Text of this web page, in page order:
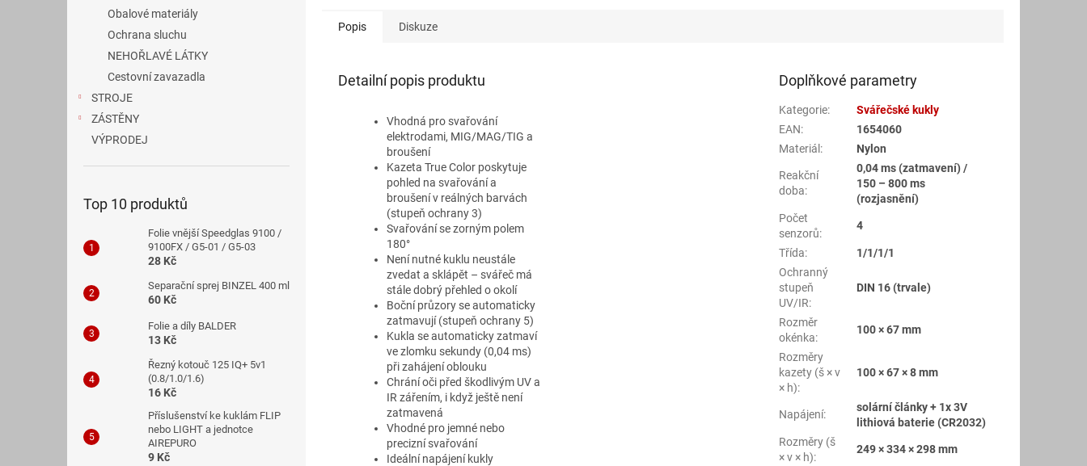
Obalové materiály
Ochrana sluchu
NEHOŘLAVÉ LÁTKY
Cestovní zavazadla
STROJE
ZÁSTĚNY
VÝPRODEJ
Top 10 produktů
Folie vnější Speedglas 9100 /
9100FX / G5-01 / G5-03
28 Kč
Separační sprej BINZEL 400 ml
60 Kč
Folie a díly BALDER
13 Kč
Řezný kotouč 125 IQ+ 5v1
(0.8/1.0/1.6)
16 Kč
Příslušenství ke kuklám FLIP
nebo LIGHT a jednotce
AIREPURO
9 Kč
Popis Diskuze
Detailní popis produktu
Vhodná pro svařování
elektrodami, MIG/MAG/TIG a
broušení
Kazeta True Color poskytuje
pohled na svařování a
broušení v reálných barvách
(stupeň ochrany 3)
Svařování se zorným polem
180°
Není nutné kuklu neustále
zvedat a sklápět – svářeč má
stále dobrý přehled o okolí
Boční průzory se automaticky
zatmavují (stupeň ochrany 5)
Kukla se automaticky zatmaví
ve zlomku sekundy (0,04 ms)
při zahájení oblouku
Chrání oči před škodlivým UV a
IR zářením, i když ještě není
zatmavená
Vhodné pro jemné nebo
precizní svařování
Ideální napájení kukly
Doplňkové parametry
Kategorie:
Svářečské kukly
EAN:
1654060
Materiál : Nylon
Reakční
doba:
0,04 ms (zatmavení) /
150 – 800 ms
(rozjasnění)
Počet
senzorů:
4
Třída:
1/1/1/1
Ochranný
stupeň
UV/IR:
DIN 16 (trvale)
Rozměr
okénka:
100 × 67 mm
Rozměry
kazety (š × v
× h):
100 × 67 × 8 mm
Napájení:
solární články + 1x 3V
lithiová baterie (CR2032)
Rozměry (š
× v × h):
249 × 334 × 298 mm